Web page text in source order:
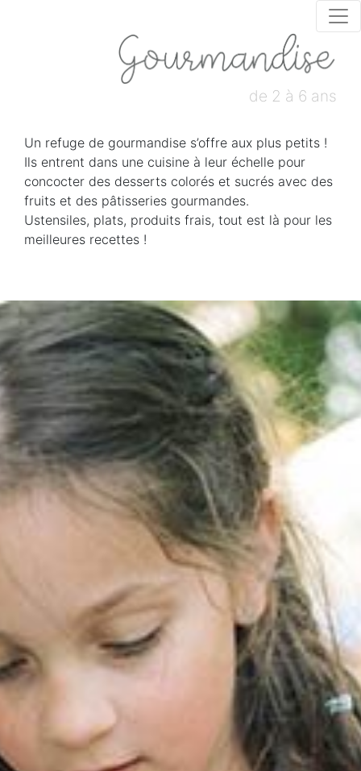
de 2 à 6 ans
Un refuge de gourmandise s’offre aux plus petits !
Ils entrent dans une cuisine à leur échelle pour
concocter des desserts colorés et sucrés avec des
fruits et des pâtisseries gourmandes.
Ustensiles, plats, produits frais, tout est là pour les
meilleures recettes !